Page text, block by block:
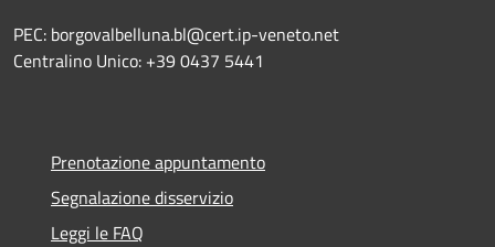
PEC: borgovalbelluna.bl@cert.ip-veneto.net
Centralino Unico: +39 0437 5441
Prenotazione appuntamento
Segnalazione disservizio
Leggi le FAQ